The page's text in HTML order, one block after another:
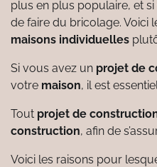
plus en plus populaire, et
de faire du bricolage. Voici
maisons individuelles
Si vous avez un projet de
votre maison, il est
Tout projet de
construction, afin de
Voici les raisons pour